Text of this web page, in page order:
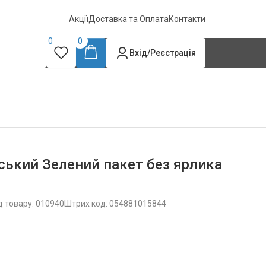
АкціїДоставка та ОплатаКонтакти
0
0
Вхід/Реєстрація
Зелений пакет без ярлика
товару: 010940 Штрих код: 054881015844